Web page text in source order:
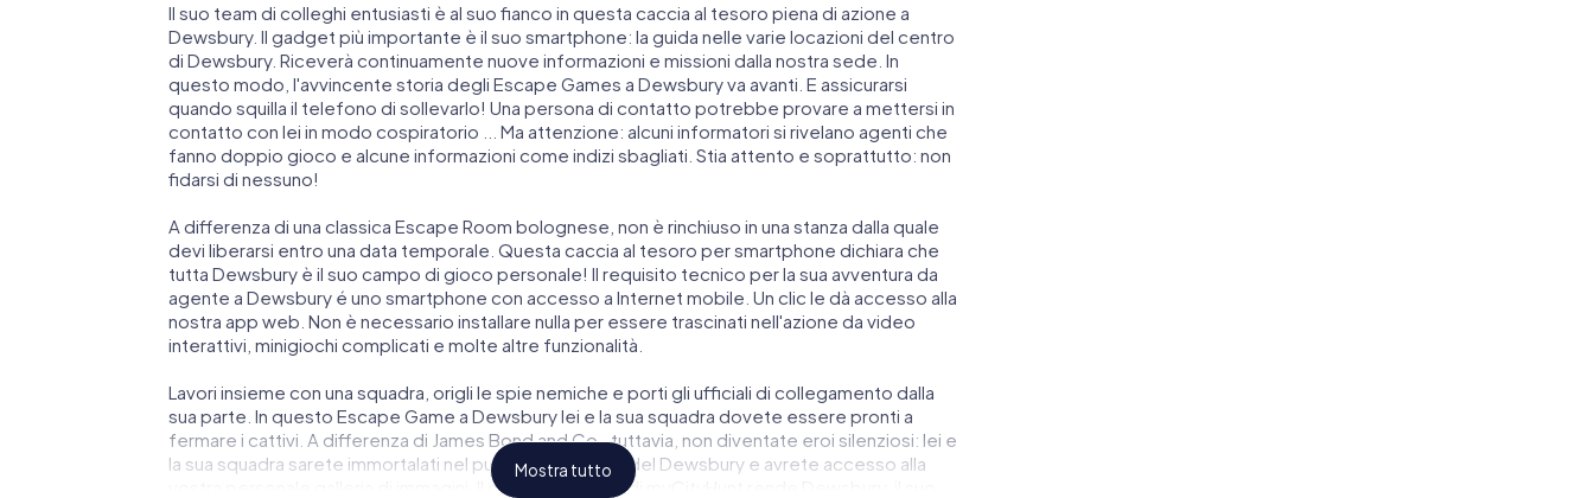
Il suo team di colleghi entusiasti è al suo fianco in questa caccia al tesoro piena di azione a
Dewsbury. Il gadget più importante è il suo smartphone: la guida nelle varie locazioni del centro
di Dewsbury. Riceverà continuamente nuove informazioni e missioni dalla nostra sede. In
questo modo, l'avvincente storia degli Escape Games a Dewsbury va avanti. E assicurarsi
quando squilla il telefono di sollevarlo! Una persona di contatto potrebbe provare a mettersi in
contatto con lei in modo cospiratorio ... Ma attenzione: alcuni informatori si rivelano agenti che
fanno doppio gioco e alcune informazioni come indizi sbagliati. Stia attento e soprattutto: non
fidarsi di nessuno!
A differenza di una classica Escape Room bolognese, non è rinchiuso in una stanza dalla quale
devi liberarsi entro una data temporale. Questa caccia al tesoro per smartphone dichiara che
tutta Dewsbury è il suo campo di gioco personale! Il requisito tecnico per la sua avventura da
agente a Dewsbury é uno smartphone con accesso a Internet mobile. Un clic le dà accesso alla
nostra app web. Non è necessario installare nulla per essere trascinati nell'azione da video
interattivi, minigiochi complicati e molte altre funzionalità.
Lavori insieme con una squadra, origli le spie nemiche e porti gli ufficiali di collegamento dalla
sua parte. In questo Escape Game a Dewsbury lei e la sua squadra dovete essere pronti a
fermare i cattivi. A differenza di James Bond and Co., tuttavia, non diventate eroi silenziosi: lei e
la sua squadra sarete immortalati nel punteggio più alto del Dewsbury e avrete accesso alla
vostra personale galleria di immagini. Il gioco di Escape di myCityHunt rende Dewsbury, il suo
Mostra tutto